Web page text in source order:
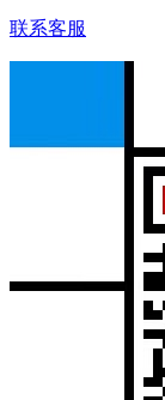
联系客服